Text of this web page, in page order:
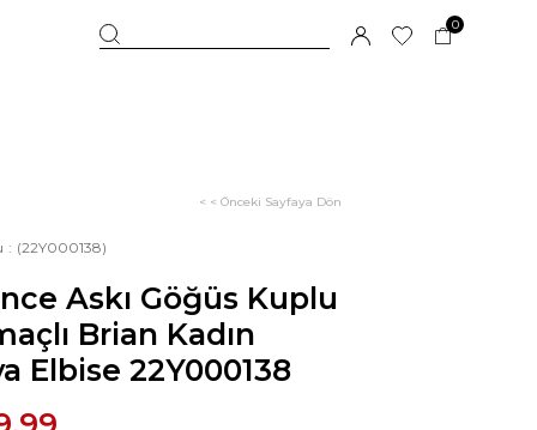
0
< < Önceki Sayfaya Dön
(22Y000138)
Askı Göğüs Kuplu
Brian Kadın
Elbise 22Y000138